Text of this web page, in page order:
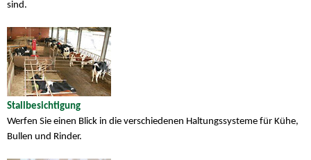
sind.
Stallbesichtigung
Werfen Sie einen Blick in die verschiedenen Haltungssysteme für Kühe,
Bullen und Rinder.